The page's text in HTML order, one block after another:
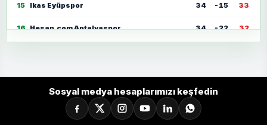
15 Ikas Eyüpspor 34 -15 33
16 Hesap.com Antalyaspor 34 -22 32
Sosyal medya hesaplarımızı keşfedin